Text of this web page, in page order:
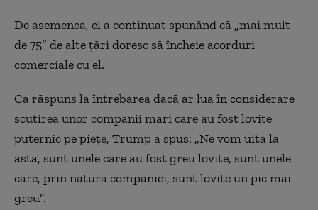
De asemenea, el a continuat spunând că „mai mult
de 75” de alte țări doresc să încheie acorduri
comerciale cu el.
Ca răspuns la întrebarea dacă ar lua în considerare
scutirea unor companii mari care au fost lovite
puternic pe piețe, Trump a spus: „Ne vom uita la
asta, sunt unele care au fost greu lovite, sunt unele
care, prin natura companiei, sunt lovite un pic mai
greu”.